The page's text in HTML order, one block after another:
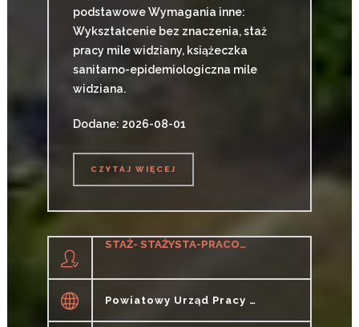
podstawowe Wymagania inne:
Wykształcenie bez znaczenia, staż
pracy mile widziany, książeczka
sanitarno-epidemiologiczna mile
widziana.
Dodane: 2026-08-01
CZYTAJ WIĘCEJ
STAŻ- STAŻYSTA-PRACOWNIK BIUROWY (K/M)
Powiatowy Urząd Pracy W Opolu